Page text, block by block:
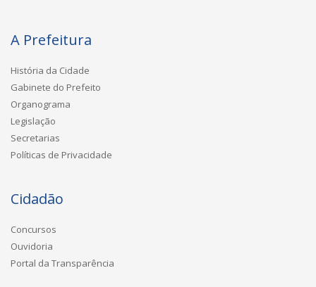
A Prefeitura
História da Cidade
Gabinete do Prefeito
Organograma
Legislação
Secretarias
Políticas de Privacidade
Cidadão
Concursos
Ouvidoria
Portal da Transparência